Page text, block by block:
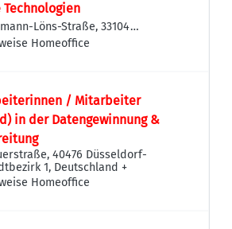
Technologien
Löns-Straße, 33104
Deutschland
Homeoffice
/ Mitarbeiter
in der Datengewinnung &
40476 Düsseldorf-
1, Deutschland +
Homeoffice